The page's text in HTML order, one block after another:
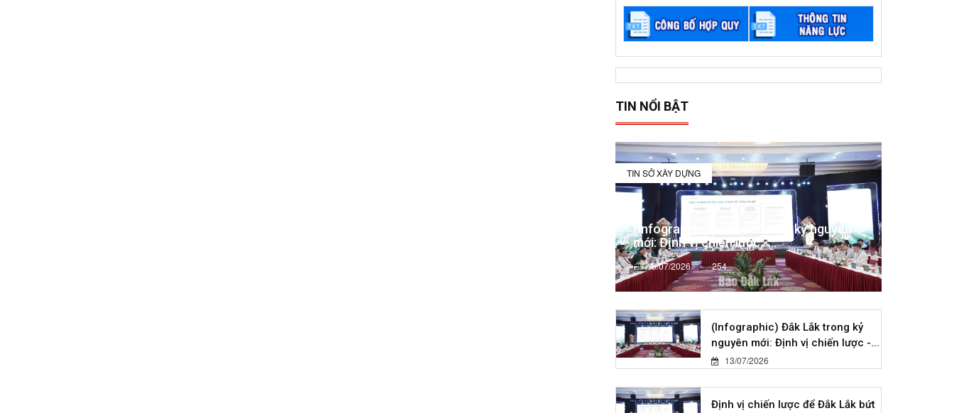
TIN NỔI BẬT
TIN SỞ XÂY DỰNG
(Infographic) Đắk Lắk trong kỷ nguyên
mới: Định vị chiến lược -...
13/07/2026 254
(Infographic) Đắk Lắk trong kỷ
nguyên mới: Định vị chiến lược -...
13/07/2026
Định vị chiến lược để Đắk Lắk bứt